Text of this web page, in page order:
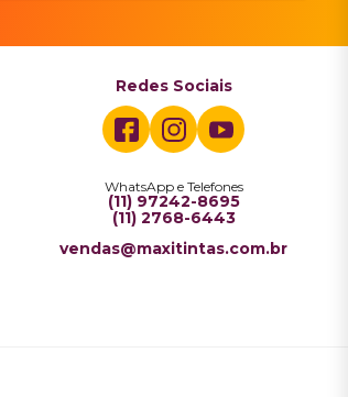
Redes Sociais
WhatsApp e Telefones
(11) 97242-8695
(11) 2768-6443
vendas@maxitintas.com.br